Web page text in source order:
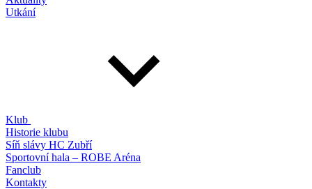
Utkání
Klub
Historie klubu
Síň slávy HC Zubří
Sportovní hala – ROBE Aréna
Fanclub
Kontakty